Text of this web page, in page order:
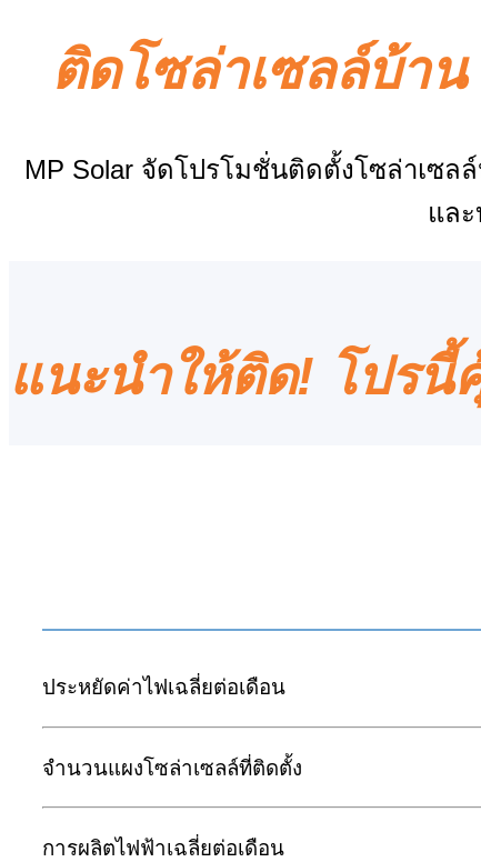
ติดโซล่าเซลล์บ้าน
MP Solar จัดโปรโมชั่นติดตั้งโซล่าเซ
แล
แนะนำให้ติด! โปรนี้
ประหยัดค่าไฟเฉลี่ยต่อเดือน
จำนวนแผงโซล่าเซลล์ที่ติดตั้ง
การผลิตไฟฟ้าเฉลี่ยต่อเดือน